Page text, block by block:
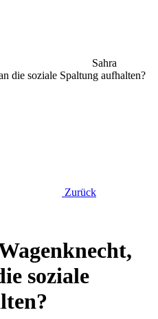
Sahra
die soziale Spaltung aufhalten?
Zurück
soziale